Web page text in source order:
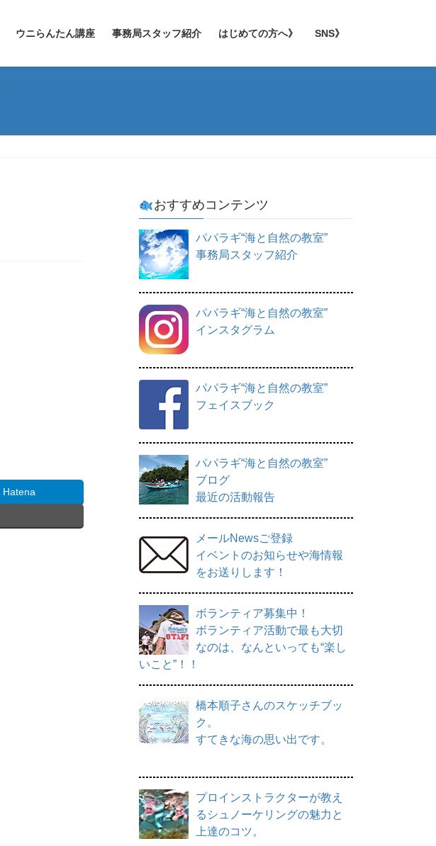
ウニらんたん講座 事務局スタッフ紹介 はじめての方へ》 SNS》
Hatena
おすすめコンテンツ
パパラギ“海と自然の教室”
事務局スタッフ紹介
パパラギ“海と自然の教室”
インスタグラム
パパラギ“海と自然の教室”
フェイスブック
パパラギ“海と自然の教室”
ブログ
最近の活動報告
メールNewsご登録
イベントのお知らせや海情報
をお送りします！
ボランティア募集中！
ボランティア活動で最も大切
なのは、なんといっても“楽し
いこと”！！
橋本順子さんのスケッチブッ
ク。
すてきな海の思い出です。
プロインストラクターが教え
るシュノーケリングの魅力と
上達のコツ。